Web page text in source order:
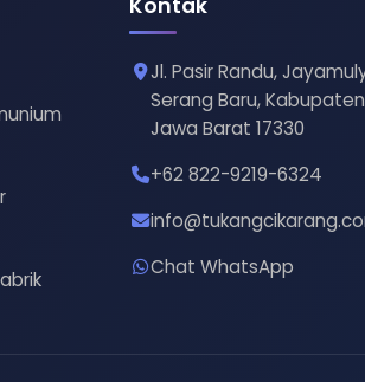
Kontak
Jl. Pasir Randu,
Serang Baru,
Jawa Barat 17330
+62 822-9219-6324
Chat WhatsApp